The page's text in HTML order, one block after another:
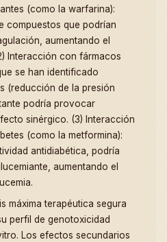
(como la warfarina):
compuestos que podrían
aumentando el
Interacción con fármacos
se han identificado
(reducción de la presión
podría provocar
sinérgico. (3) Interacción
(como la metformina):
antidiabética, podría
aumentando el
máxima terapéutica segura
perfil de genotoxicidad
Los efectos secundarios